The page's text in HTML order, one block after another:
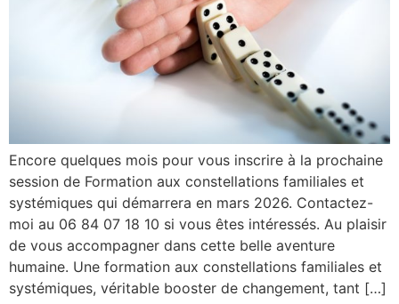
Encore quelques mois pour vous inscrire à la prochaine
session de Formation aux constellations familiales et
systémiques qui démarrera en mars 2026. Contactez-
moi au 06 84 07 18 10 si vous êtes intéressés. Au plaisir
de vous accompagner dans cette belle aventure
humaine. Une formation aux constellations familiales et
systémiques, véritable booster de changement, tant […]